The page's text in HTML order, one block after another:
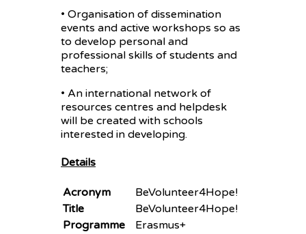
• Organisation of dissemination
events and active workshops so as
to develop personal and
professional skills of students and
teachers;
• An international network of
resources centres and helpdesk
will be created with schools
interested in developing.
Details
Acronym
BeVolunteer4Hope!
Title
BeVolunteer4Hope!
Programme
Erasmus+